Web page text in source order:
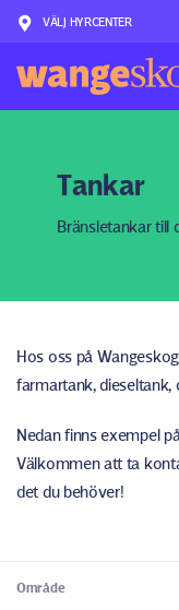
VÄLJ HYRCENTER
Tankar
Bränsletankar till
Hos oss på
farmartank, dieseltank,
Nedan finns exempel
Välkommen att ta
det du behöver!
Område